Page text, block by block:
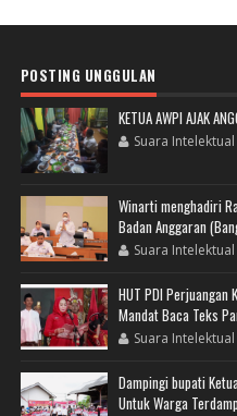
POSTING UNGGULAN
KETUA AWPI AJAK
Suara Intelektual
Winarti menghadiri
Badan Anggaran
Suara Intelektual
HUT PDI
Mandat Baca Teks
Suara Intelektual
Dampingi bupati
Untuk Warga